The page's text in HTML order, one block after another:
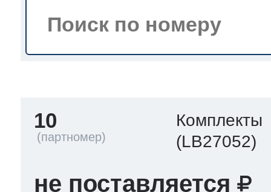
по уходу
холод.камер
10
Комплекты
(LB27052)
не поставляется